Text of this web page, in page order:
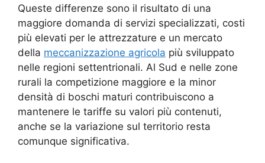
Queste differenze sono il risultato di una
maggiore domanda di servizi specializzati, costi
più elevati per le attrezzature e un mercato
della meccanizzazione agricola più sviluppato
nelle regioni settentrionali. Al Sud e nelle zone
rurali la competizione maggiore e la minor
densità di boschi maturi contribuiscono a
mantenere le tariffe su valori più contenuti,
anche se la variazione sul territorio resta
comunque significativa.